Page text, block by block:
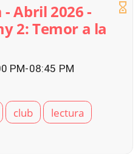
Abril 2026 -
2: Temor a la
PM-08:45 PM
club
lectura